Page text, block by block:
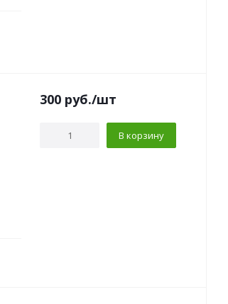
300 руб./шт
В корзину